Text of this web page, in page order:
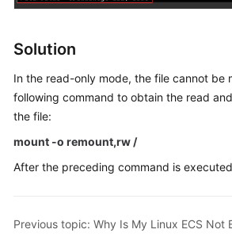
Reference
FAQs
Troubleshooting
Solution
In the read-only mode, the file cannot be
following command to obtain the read
the file:
mount -o remount,rw /
After the preceding command is